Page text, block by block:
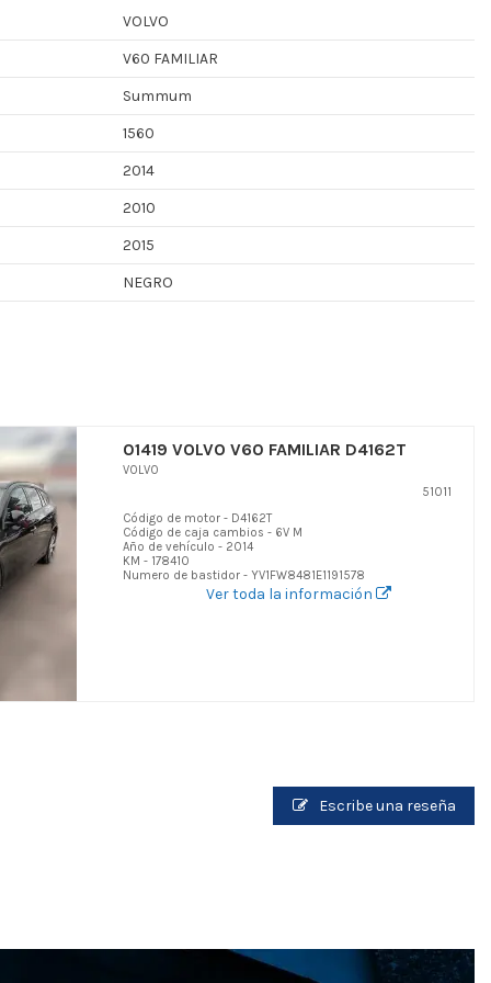
VOLVO
V60 FAMILIAR
Summum
1560
2014
2010
2015
NEGRO
01419 VOLVO V60 FAMILIAR D4162T
VOLVO
51011
Código de motor - D4162T
Código de caja cambios - 6V M
Año de vehículo - 2014
KM - 178410
Numero de bastidor - YV1FW8481E1191578
Ver toda la información
Escribe una reseña